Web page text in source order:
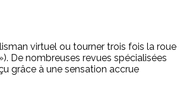
virtuel ou tourner trois fois la roue
De nombreuses revues spécialisées
grâce à une sensation accrue